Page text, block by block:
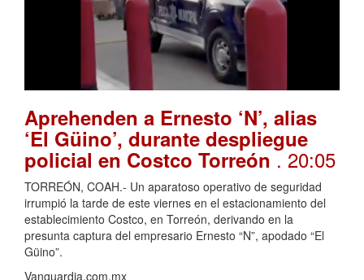
Aprehenden a Ernesto ‘N’, alias
‘El Güino’, durante despliegue
policial en Costco Torreón. 20:05
TORREÓN, COAH.- Un aparatoso operativo de seguridad
irrumpió la tarde de este viernes en el estacionamiento del
establecimiento Costco, en Torreón, derivando en la
presunta captura del empresario Ernesto “N”, apodado “El
Güino”.
Vanguardia.com.mx